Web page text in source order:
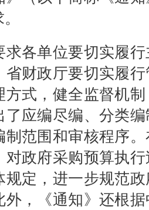
求各单位要切实履
省财政厅要切实履
方式，健全监督机
了应编尽编、分类
制范围和审核程序
对政府采购预算执
规定，进一步规范
外，《通知》还根